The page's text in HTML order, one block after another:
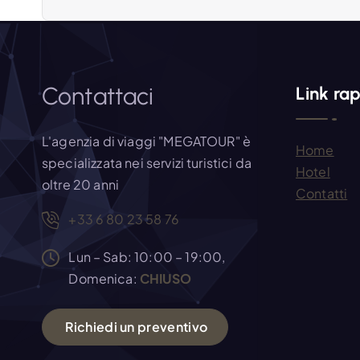
i
o
n
e
a
r
Contattaci
L'agenzia di viaggi "MEGATOUR" è
specializzata nei servizi turistici da
oltre 20 anni
+33 6 80 23 58 76
Lun – Sab: 10:00 – 19:00,
Domenica: CHIUSO
Richiedi un preventivo
Link
Home
Hotel
Contatti